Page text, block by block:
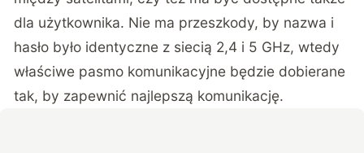
dla użytkownika. Nie ma przeszkody, by nazwa i
hasło było identyczne z siecią 2,4 i 5 GHz, wtedy
właściwe pasmo komunikacyjne będzie dobierane
tak, by zapewnić najlepszą komunikację.